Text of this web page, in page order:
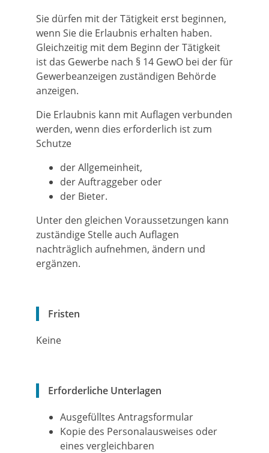
Sie dürfen mit der Tätigkeit erst beginnen,
wenn Sie die Erlaubnis erhalten haben.
Gleichzeitig mit dem Beginn der Tätigkeit
ist das Gewerbe nach § 14 GewO bei der für
Gewerbeanzeigen zuständigen Behörde
anzeigen.
Die Erlaubnis kann mit Auflagen verbunden
werden, wenn dies erforderlich ist zum
Schutze
der Allgemeinheit,
der Auftraggeber oder
der Bieter.
Unter den gleichen Voraussetzungen kann
zuständige Stelle auch Auflagen
nachträglich aufnehmen, ändern und
ergänzen.
Fristen
Keine
Erforderliche Unterlagen
Ausgefülltes Antragsformular
Kopie des Personalausweises oder
eines vergleichbaren